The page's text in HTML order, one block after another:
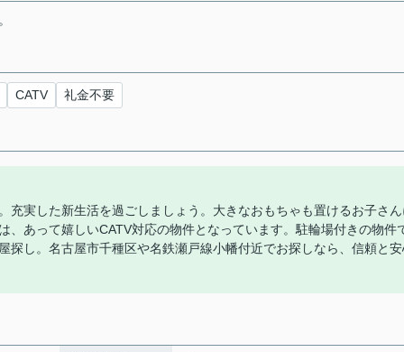
CATV 礼金不要
充実した新生活を過ごしましょう。大きなおもちゃも置けるお子さ
、あって嬉しいCATV対応の物件となっています。駐輪場付きの物件
探し。名古屋市千種区や名鉄瀬戸線小幡付近でお探しなら、信頼と